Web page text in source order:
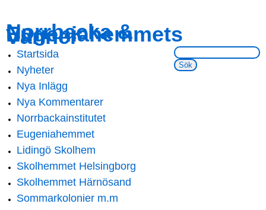
main
content
navigation
Norrbacka &
Eugeniahemmets
Vänner
Sök på webbsidan:
Main menu
Startsida
Nyheter
Nya Inlägg
Nya Kommentarer
Norrbackainstitutet
Eugeniahemmet
Lidingö Skolhem
Skolhemmet Helsingborg
Skolhemmet Härnösand
Sommarkolonier m.m